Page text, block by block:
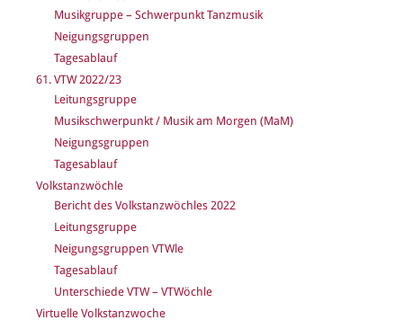
Musikgruppe – Schwerpunkt Tanzmusik
Neigungsgruppen
Tagesablauf
61. VTW 2022/23
Leitungsgruppe
Musikschwerpunkt / Musik am Morgen (MaM)
Neigungsgruppen
Tagesablauf
Volkstanzwöchle
Bericht des Volkstanzwöchles 2022
Leitungsgruppe
Neigungsgruppen VTWle
Tagesablauf
Unterschiede VTW – VTWöchle
Virtuelle Volkstanzwoche